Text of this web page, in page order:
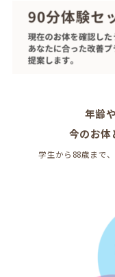
年齢
今のお体
学生から88歳まで